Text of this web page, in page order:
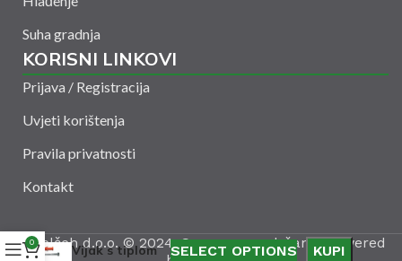
Suha gradnja
KORISNI LINKOVI
Prijava / Registracija
Uvjeti korištenja
Pravila privatnosti
Kontakt
Amelšeh d.o.o. © 2024. Sva prava zadržana. Powered
Vijak s tiplom SELECT OPTIONS KUPI
0